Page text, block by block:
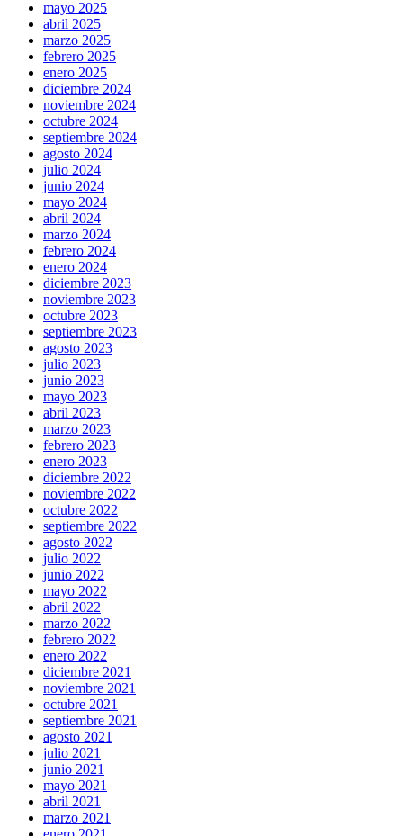
mayo 2025
abril 2025
marzo 2025
febrero 2025
enero 2025
diciembre 2024
noviembre 2024
octubre 2024
septiembre 2024
agosto 2024
julio 2024
junio 2024
mayo 2024
abril 2024
marzo 2024
febrero 2024
enero 2024
diciembre 2023
noviembre 2023
octubre 2023
septiembre 2023
agosto 2023
julio 2023
junio 2023
mayo 2023
abril 2023
marzo 2023
febrero 2023
enero 2023
diciembre 2022
noviembre 2022
octubre 2022
septiembre 2022
agosto 2022
julio 2022
junio 2022
mayo 2022
abril 2022
marzo 2022
febrero 2022
enero 2022
diciembre 2021
noviembre 2021
octubre 2021
septiembre 2021
agosto 2021
julio 2021
junio 2021
mayo 2021
abril 2021
marzo 2021